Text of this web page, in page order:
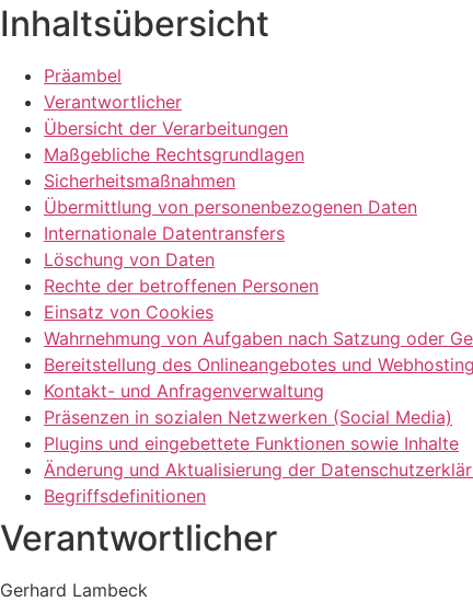
Inhaltsübersicht
Präambel
Verantwortlicher
Übersicht der Verarbeitungen
Maßgebliche Rechtsgrundlagen
Sicherheitsmaßnahmen
Übermittlung von personenbezogenen Daten
Internationale Datentransfers
Löschung von Daten
Rechte der betroffenen Personen
Einsatz von Cookies
Wahrnehmung von Aufgaben nach Satzung oder
Bereitstellung des Onlineangebotes und Webhosting
Kontakt- und Anfragenverwaltung
Präsenzen in sozialen Netzwerken (Social Media)
Plugins und eingebettete Funktionen sowie Inhalte
Änderung und Aktualisierung der
Begriffsdefinitionen
Verantwortlicher
Gerhard Lambeck